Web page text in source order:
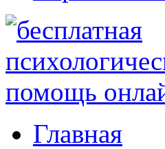
Главная